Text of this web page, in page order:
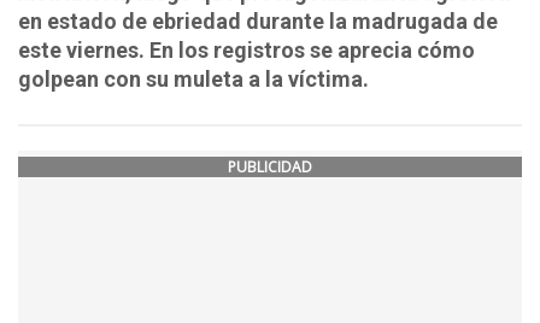
en estado de ebriedad durante la madrugada de
este viernes. En los registros se aprecia cómo
golpean con su muleta a la víctima.
PUBLICIDAD